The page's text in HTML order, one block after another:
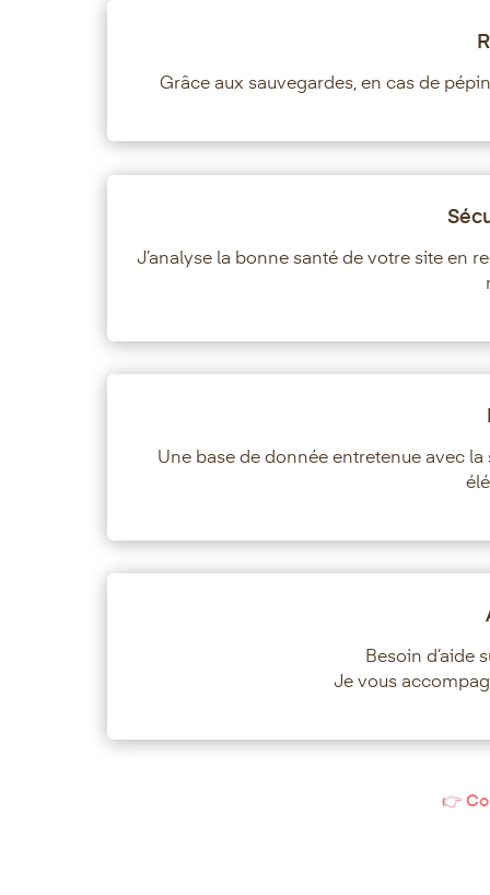
Grâce aux sauvegardes, en cas de
J’analyse la bonne santé de votre site en
Une base de donnée entretenue avec
Besoin d’aide
Je vous
👉